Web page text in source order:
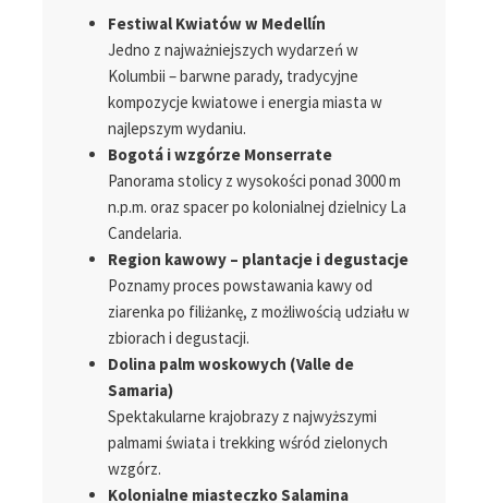
Festiwal Kwiatów w Medellín
Jedno z najważniejszych wydarzeń w
Kolumbii – barwne parady, tradycyjne
kompozycje kwiatowe i energia miasta w
najlepszym wydaniu.
Bogotá i wzgórze Monserrate
Panorama stolicy z wysokości ponad 3000 m
n.p.m. oraz spacer po kolonialnej dzielnicy La
Candelaria.
Region kawowy – plantacje i degustacje
Poznamy proces powstawania kawy od
ziarenka po filiżankę, z możliwością udziału w
zbiorach i degustacji.
Dolina palm woskowych (Valle de
Samaria)
Spektakularne krajobrazy z najwyższymi
palmami świata i trekking wśród zielonych
wzgórz.
Kolonialne miasteczko Salamina